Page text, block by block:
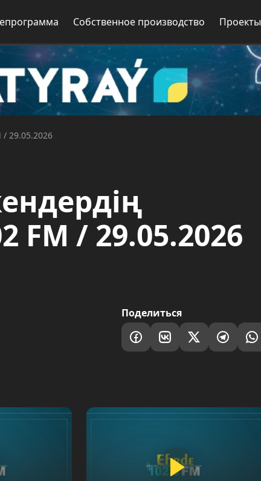
Собственное производство Проекты
29.05.2026
/ 29.05.2026
Поделиться